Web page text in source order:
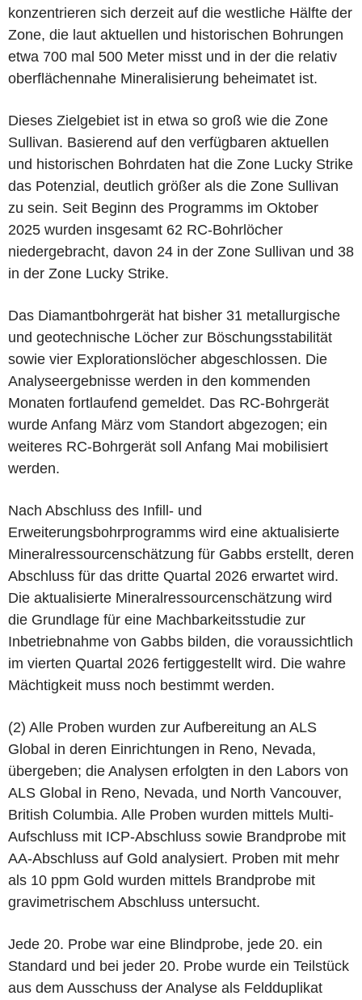
konzentrieren sich derzeit auf die westliche Hälfte der
Zone, die laut aktuellen und historischen Bohrungen
etwa 700 mal 500 Meter misst und in der die relativ
oberflächennahe Mineralisierung beheimatet ist.
Dieses Zielgebiet ist in etwa so groß wie die Zone
Sullivan. Basierend auf den verfügbaren aktuellen
und historischen Bohrdaten hat die Zone Lucky Strike
das Potenzial, deutlich größer als die Zone Sullivan
zu sein. Seit Beginn des Programms im Oktober
2025 wurden insgesamt 62 RC-Bohrlöcher
niedergebracht, davon 24 in der Zone Sullivan und 38
in der Zone Lucky Strike.
Das Diamantbohrgerät hat bisher 31 metallurgische
und geotechnische Löcher zur Böschungsstabilität
sowie vier Explorationslöcher abgeschlossen. Die
Analyseergebnisse werden in den kommenden
Monaten fortlaufend gemeldet. Das RC-Bohrgerät
wurde Anfang März vom Standort abgezogen; ein
weiteres RC-Bohrgerät soll Anfang Mai mobilisiert
werden.
Nach Abschluss des Infill- und
Erweiterungsbohrprogramms wird eine aktualisierte
Mineralressourcenschätzung für Gabbs erstellt, deren
Abschluss für das dritte Quartal 2026 erwartet wird.
Die aktualisierte Mineralressourcenschätzung wird
die Grundlage für eine Machbarkeitsstudie zur
Inbetriebnahme von Gabbs bilden, die voraussichtlich
im vierten Quartal 2026 fertiggestellt wird. Die wahre
Mächtigkeit muss noch bestimmt werden.
(2) Alle Proben wurden zur Aufbereitung an ALS
Global in deren Einrichtungen in Reno, Nevada,
übergeben; die Analysen erfolgten in den Labors von
ALS Global in Reno, Nevada, und North Vancouver,
British Columbia. Alle Proben wurden mittels Multi-
Aufschluss mit ICP-Abschluss sowie Brandprobe mit
AA-Abschluss auf Gold analysiert. Proben mit mehr
als 10 ppm Gold wurden mittels Brandprobe mit
gravimetrischem Abschluss untersucht.
Jede 20. Probe war eine Blindprobe, jede 20. ein
Standard und bei jeder 20. Probe wurde ein Teilstück
aus dem Ausschuss der Analyse als Feldduplikat